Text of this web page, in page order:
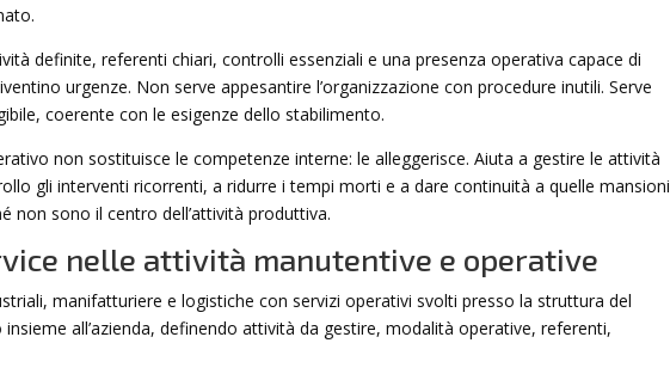
definite, referenti chiari, controlli essenziali e una presenza operativa capace di
urgenze. Non serve appesantire l’organizzazione con procedure inutili. Serve
coerente con le esigenze dello stabilimento.
non sostituisce le competenze interne: le alleggerisce. Aiuta a gestire le attività
gli interventi ricorrenti, a ridurre i tempi morti e a dare continuità a quelle mansioni
non sono il centro dell’attività produttiva.
nelle attività manutentive e operative
manifatturiere e logistiche con servizi operativi svolti presso la struttura del
all’azienda, definendo attività da gestire, modalità operative, referenti,